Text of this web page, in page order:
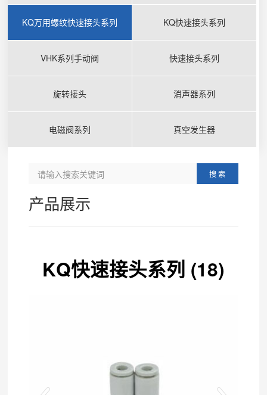
KQ万用螺纹快速接头系列 KQ快速接头系列
VHK系列手动阀 快速接头系列
旋转接头 消声器系列
电磁阀系列 真空发生器
搜 索
产品展示
KQ快速接头系列 (18)